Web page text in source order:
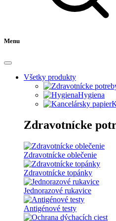
Menu
Všetky produkty
Hygiena
Zdravotnícke
Zdravotnícke oblečenie
Zdravotnícke topánky
Jednorazové rukavice
Antigénové testy